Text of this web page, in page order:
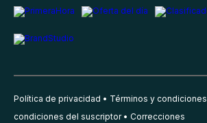
Política de privacidad Términos y condiciones
condiciones del suscriptor
Correcciones